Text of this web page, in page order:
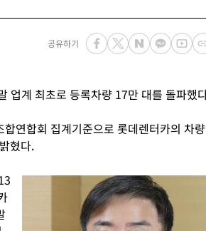
공유하기
업계 최초로 등록차량 17만 대를 돌파했
연합회 집계기준으로 롯데렌터카의 차
혔다.